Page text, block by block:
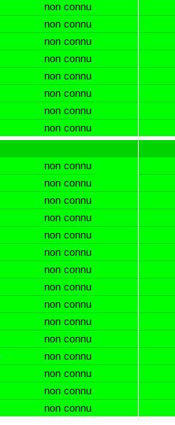
non connu
non connu
non connu
non connu
non connu
non connu
non connu
non connu
non connu
non connu
non connu
non connu
non connu
non connu
non connu
non connu
non connu
non connu
non connu
non connu
non connu
non connu
non connu